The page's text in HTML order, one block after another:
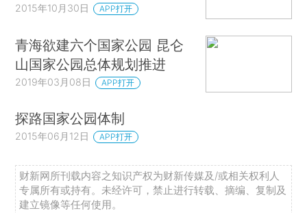
2015年10月30日 APP打开
青海欲建六个国家公园 昆仑
山国家公园总体规划推进
2019年03月08日 APP打开
探路国家公园体制
2015年06月12日 APP打开
财新网所刊载内容之知识产权为财新传媒及/或相关权利人
专属所有或持有。未经许可，禁止进行转载、摘编、复制及
建立镜像等任何使用。